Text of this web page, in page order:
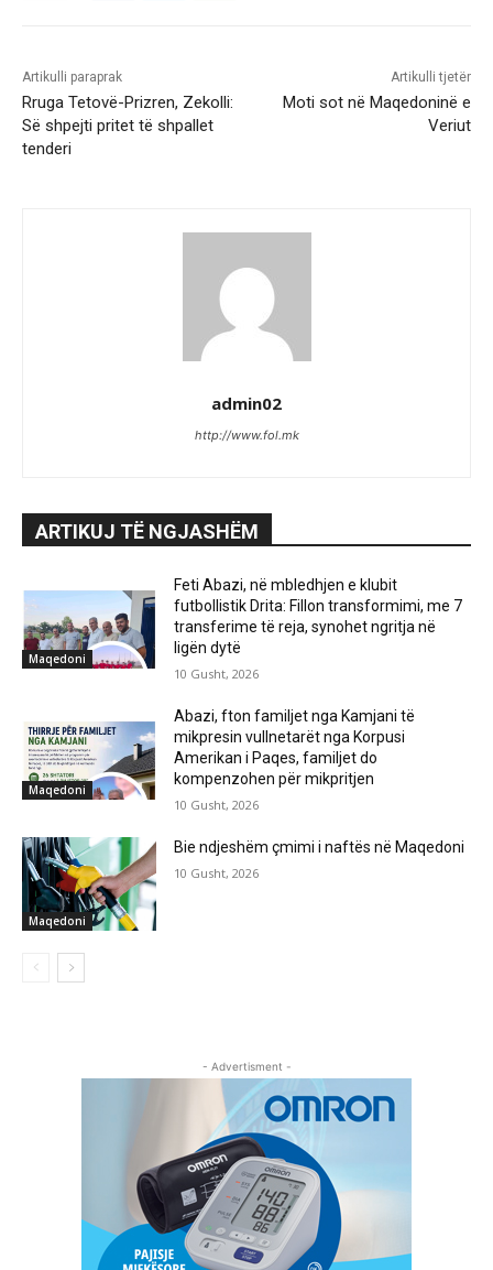
Artikulli paraprak
Rruga Tetovë-Prizren, Zekolli:
Së shpejti pritet të shpallet
tenderi
Artikulli tjetër
Moti sot në Maqedoninë e
Veriut
admin02
http://www.fol.mk
ARTIKUJ TË NGJASHËM
Maqedoni
Feti Abazi, në mbledhjen e klubit
futbollistik Drita: Fillon transformimi, me 7
transferime të reja, synohet ngritja në
ligën dytë
10 Gusht, 2026
Maqedoni
Abazi, fton familjet nga Kamjani të
mikpresin vullnetarët nga Korpusi
Amerikan i Paqes, familjet do
kompenzohen për mikpritjen
10 Gusht, 2026
Maqedoni
Bie ndjeshëm çmimi i naftës në Maqedoni
10 Gusht, 2026
- Advertisment -